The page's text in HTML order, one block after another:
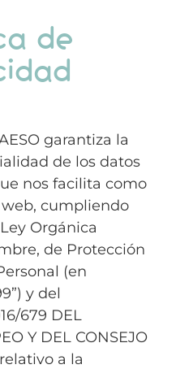
de
garantiza la
de los datos
nos facilita como
web, cumpliendo
Orgánica
de Protección
(en
y del
679 DEL
Y DEL CONSEJO
a la